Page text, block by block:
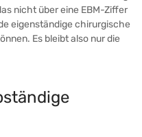
nicht über eine EBM-Ziffer
eigenständige chirurgische
Es bleibt also nur die